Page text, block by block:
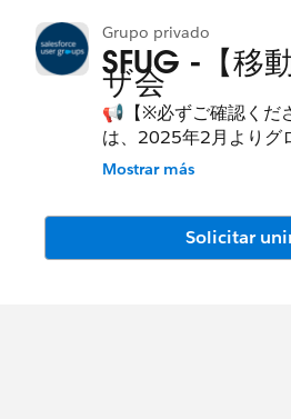
Grupo privado
SFUG -【移
ザ会
📢【※必ずご確認くだ
は、2025年2月よりグ
ィプラットフォーム「
して活動しております
▼新しいGroupはこち
Mostrar más
Solicitar